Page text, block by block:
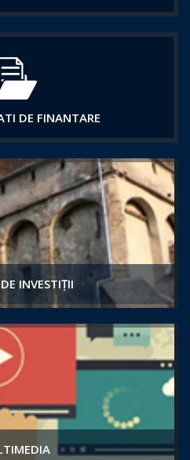
DE FINANTARE
INVESTIȚII